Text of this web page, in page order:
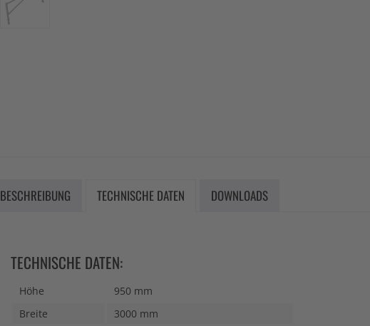
BESCHREIBUNG TECHNISCHE DATEN DOWNLOADS
TECHNISCHE DATEN:
Höhe
950 mm
Breite
3000 mm